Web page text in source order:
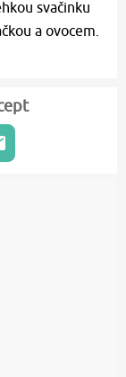
svačinku
a ovocem.